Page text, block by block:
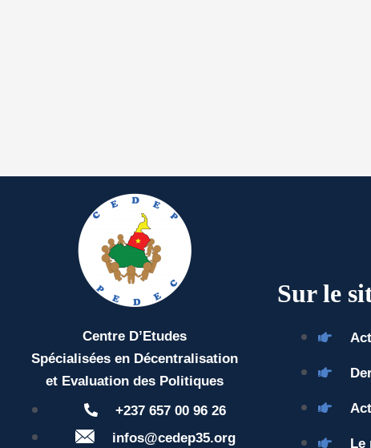
Centre D’Etudes
Spécialisées en Décentralisation
et Evaluation des Politiques
+237 657 00 96 26
infos@cedep35.org
Sur le
Le